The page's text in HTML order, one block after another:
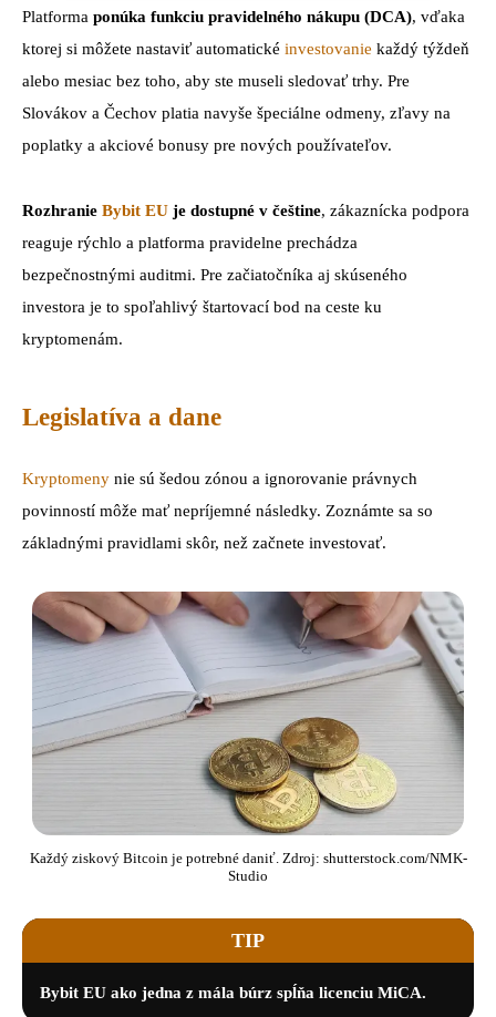
Platforma ponúka funkciu pravidelného nákupu (DCA), vďaka
ktorej si môžete nastaviť automatické investovanie každý týždeň
alebo mesiac bez toho, aby ste museli sledovať trhy. Pre
Slovákov a Čechov platia navyše špeciálne odmeny, zľavy na
poplatky a akciové bonusy pre nových používateľov.
Rozhranie Bybit EU je dostupné v češtine, zákaznícka podpora
reaguje rýchlo a platforma pravidelne prechádza
bezpečnostnými auditmi. Pre začiatočníka aj skúseného
investora je to spoľahlivý štartovací bod na ceste ku
kryptomenám.
Legislatíva a dane
Kryptomeny nie sú šedou zónou a ignorovanie právnych
povinností môže mať nepríjemné následky. Zoznámte sa so
základnými pravidlami skôr, než začnete investovať.
Každý ziskový Bitcoin je potrebné daniť. Zdroj: shutterstock.com/NMK-
Studio
TIP
Bybit EU ako jedna z mála búrz spĺňa licenciu MiCA.